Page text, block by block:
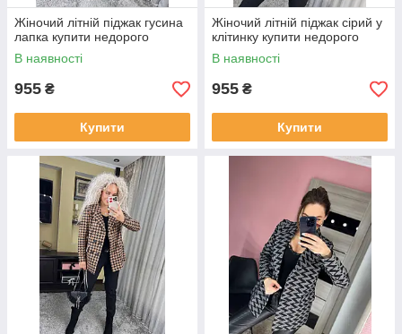
Жіночий літній піджак гусина
лапка купити недорого
В наявності
955 ₴
Купити
Жіночий літній піджак сірий у
клітинку купити недорого
В наявності
955 ₴
Купити